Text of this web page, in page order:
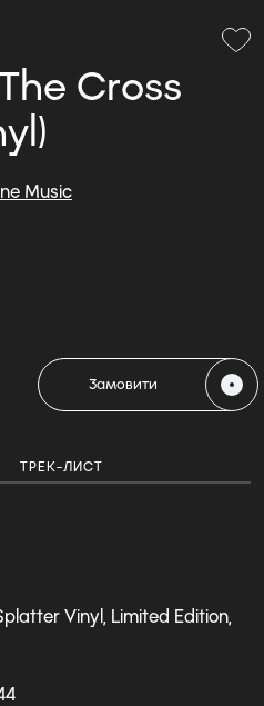
Cross
Music
Замовити
ТРЕК-ЛИСТ
Vinyl, Limited Edition,